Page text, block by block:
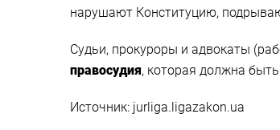
нарушают Конституцию,
Судьи, прокуроры и адвокаты
правосудия, которая должна
Источник: jurliga.ligazakon.ua